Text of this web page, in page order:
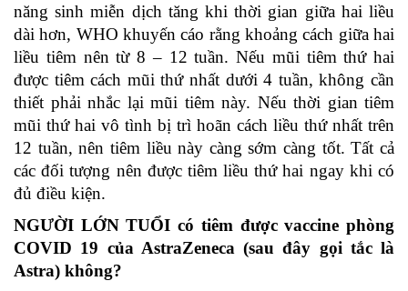
năng sinh miễn dịch tăng khi thời gian giữa hai liều
dài hơn, WHO khuyến cáo rằng khoảng cách giữa hai
liều tiêm nên từ 8 – 12 tuần. Nếu mũi tiêm thứ hai
được tiêm cách mũi thứ nhất dưới 4 tuần, không cần
thiết phải nhắc lại mũi tiêm này. Nếu thời gian tiêm
mũi thứ hai vô tình bị trì hoãn cách liều thứ nhất trên
12 tuần, nên tiêm liều này càng sớm càng tốt. Tất cả
các đối tượng nên được tiêm liều thứ hai ngay khi có
đủ điều kiện.
NGƯỜI LỚN TUỔI có tiêm được vaccine phòng
COVID 19 của AstraZeneca (sau đây gọi tắc là
Astra) không?